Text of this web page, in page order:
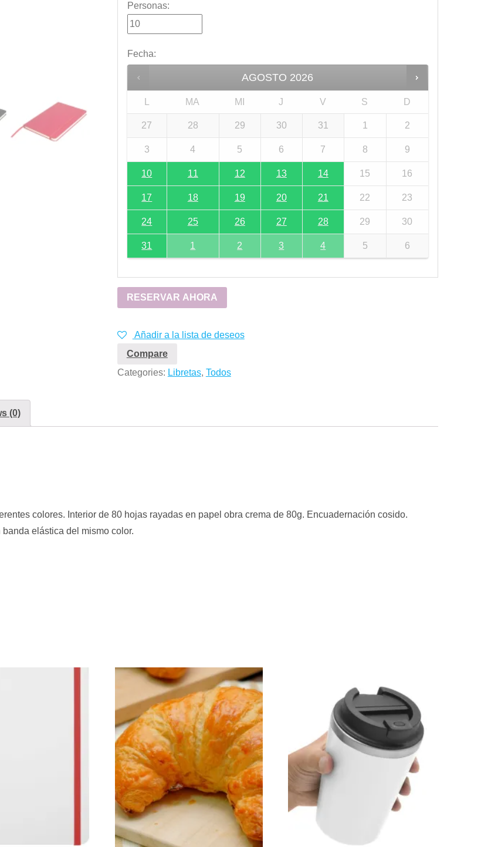
Personas:
Fecha:
AGOSTO 2026
L MA MI J V S D
27 28 29 30 31 1 2
3 4 5 6 7 8 9
10 11 12 13 14 15 16
17 18 19 20 21 22 23
24 25 26 27 28 29 30
31 1 2 3 4 5 6
RESERVAR AHORA
Añadir a la lista de deseos
Compare
Categories: Libretas, Todos
(0)
colores. Interior de 80 hojas rayadas en papel obra crema de 80g. Encuadernación cosido.
elástica del mismo color.